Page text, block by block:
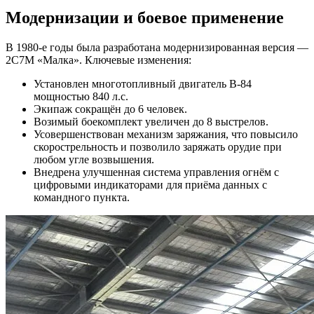
Модернизации и боевое применение
В 1980-е годы была разработана модернизированная версия —
2С7М «Малка». Ключевые изменения:
Установлен многотопливный двигатель В-84
мощностью 840 л.с.
Экипаж сокращён до 6 человек.
Возимый боекомплект увеличен до 8 выстрелов.
Усовершенствован механизм заряжания, что повысило
скорострельность и позволило заряжать орудие при
любом угле возвышения.
Внедрена улучшенная система управления огнём с
цифровыми индикаторами для приёма данных с
командного пункта.